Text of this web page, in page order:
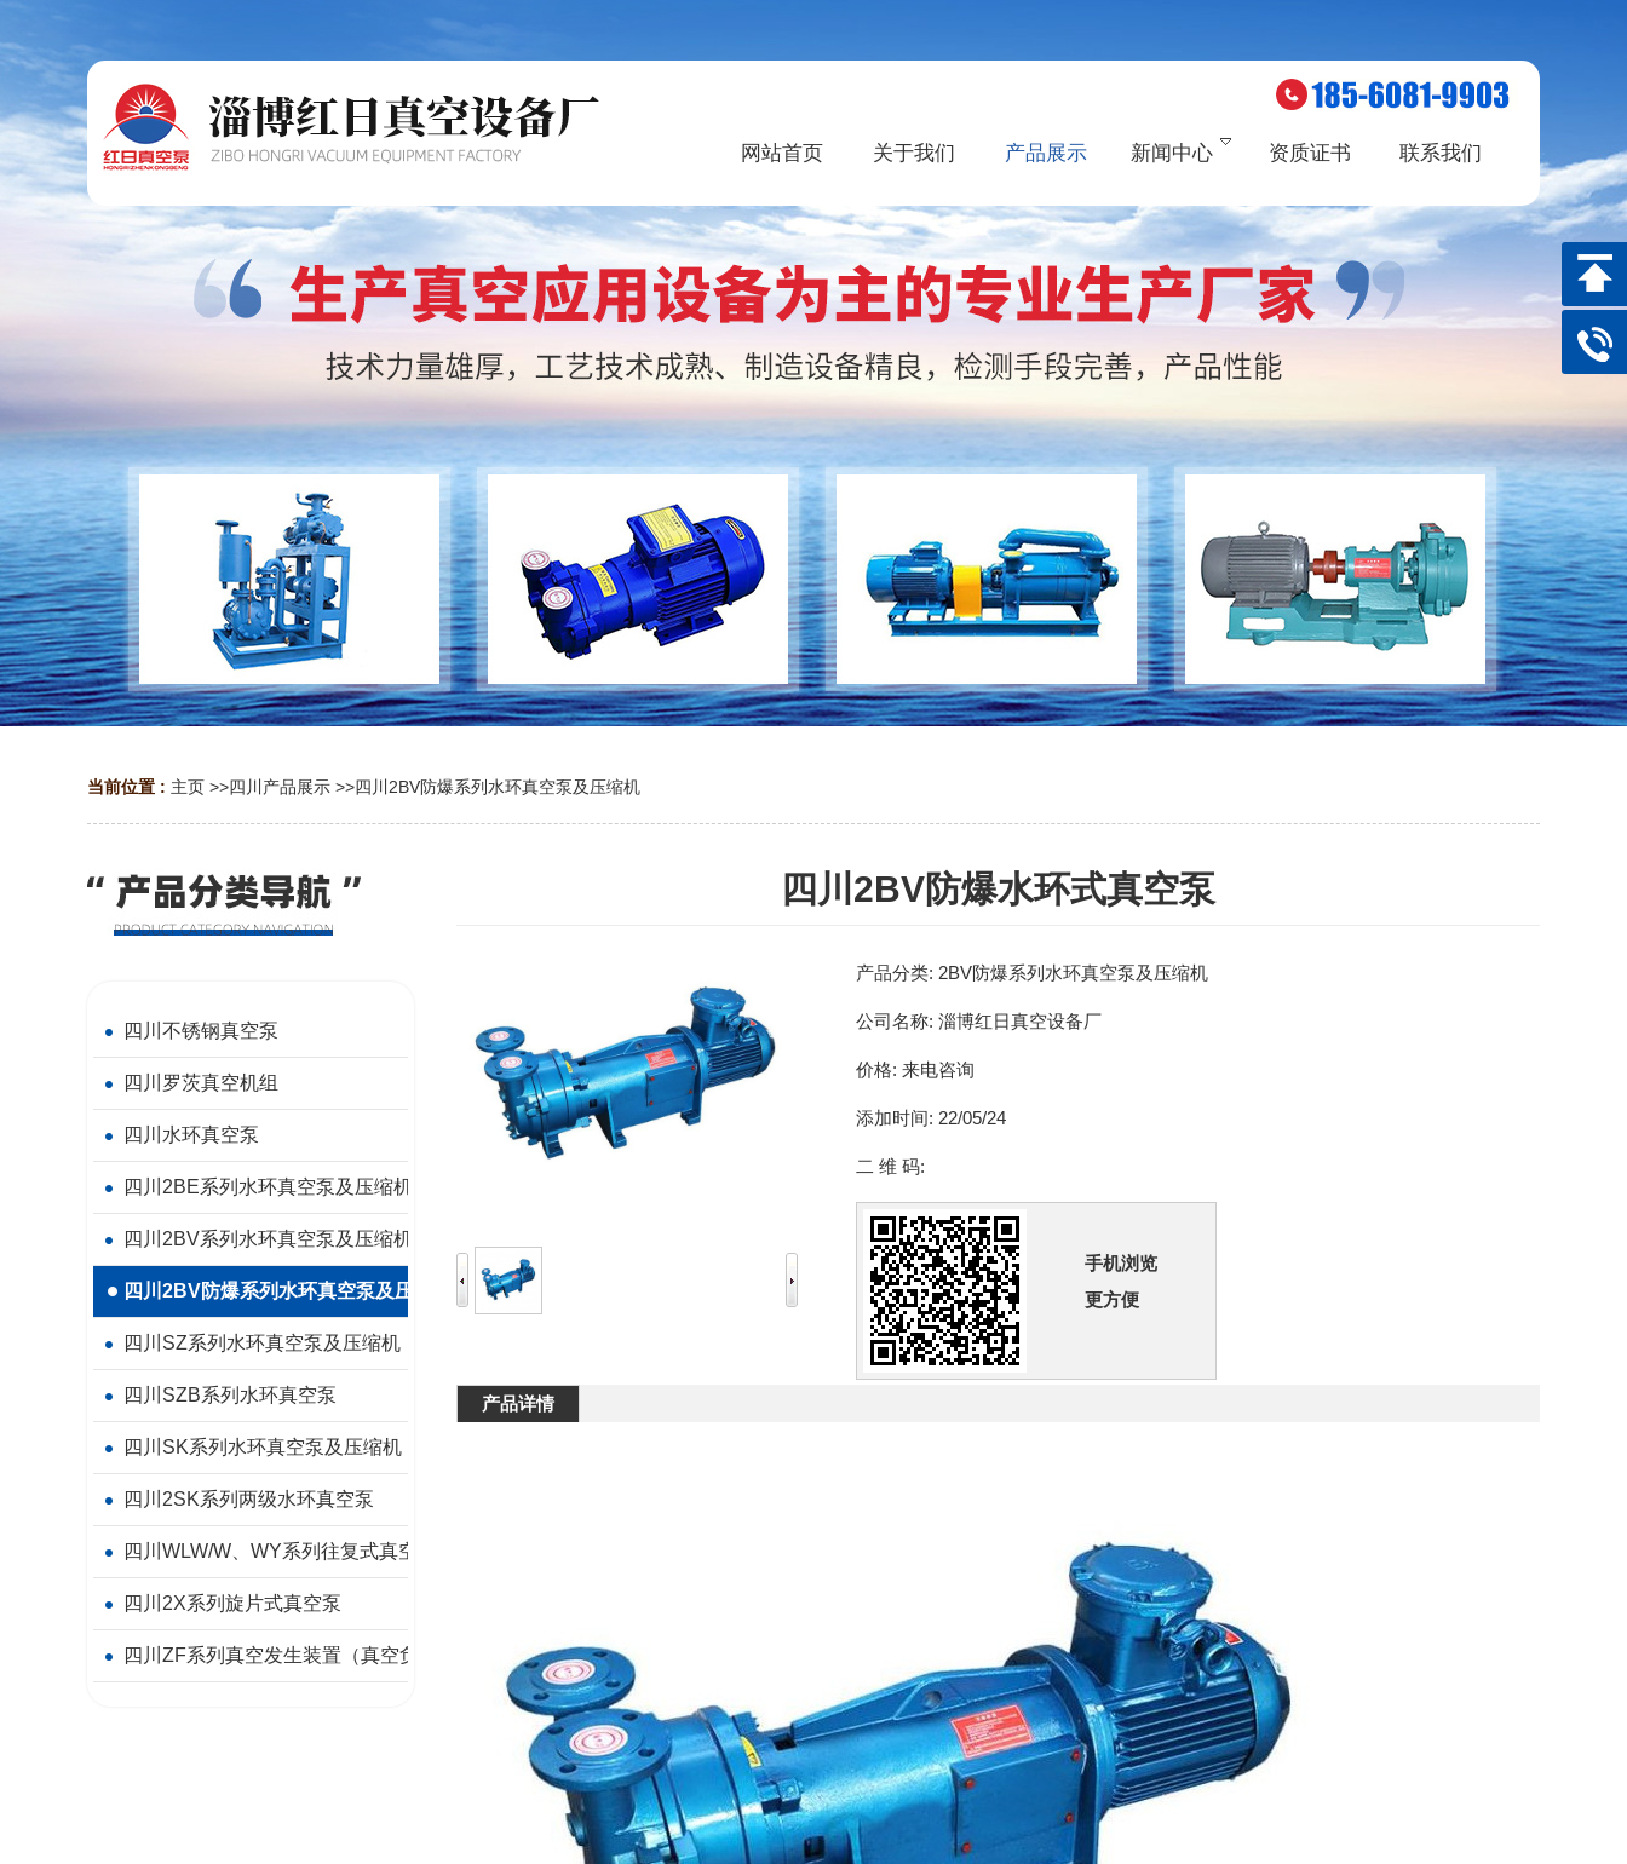
网站首页 关于我们 产品展示 新闻中心 资质证书 联系我们
当前位置 : 主页 >>四川产品展示 >>四川2BV防爆系列水环真空泵及压缩机
四川不锈钢真空泵
四川罗茨真空机组
四川水环真空泵
四川2BE系列水环真空泵及压缩机
四川2BV系列水环真空泵及压缩机
四川2BV防爆系列水环真空泵及压缩机
四川SZ系列水环真空泵及压缩机
四川SZB系列水环真空泵
四川SK系列水环真空泵及压缩机
四川2SK系列两级水环真空泵
四川WLW/W、WY系列往复式真空泵
四川2X系列旋片式真空泵
四川ZF系列真空发生装置（真空负压站）
四川2BV防爆水环式真空泵
产品分类: 2BV防爆系列水环真空泵及压缩机
公司名称: 淄博红日真空设备厂
价格: 来电咨询
添加时间: 22/05/24
二 维 码:
手机浏览
更方便
产品详情